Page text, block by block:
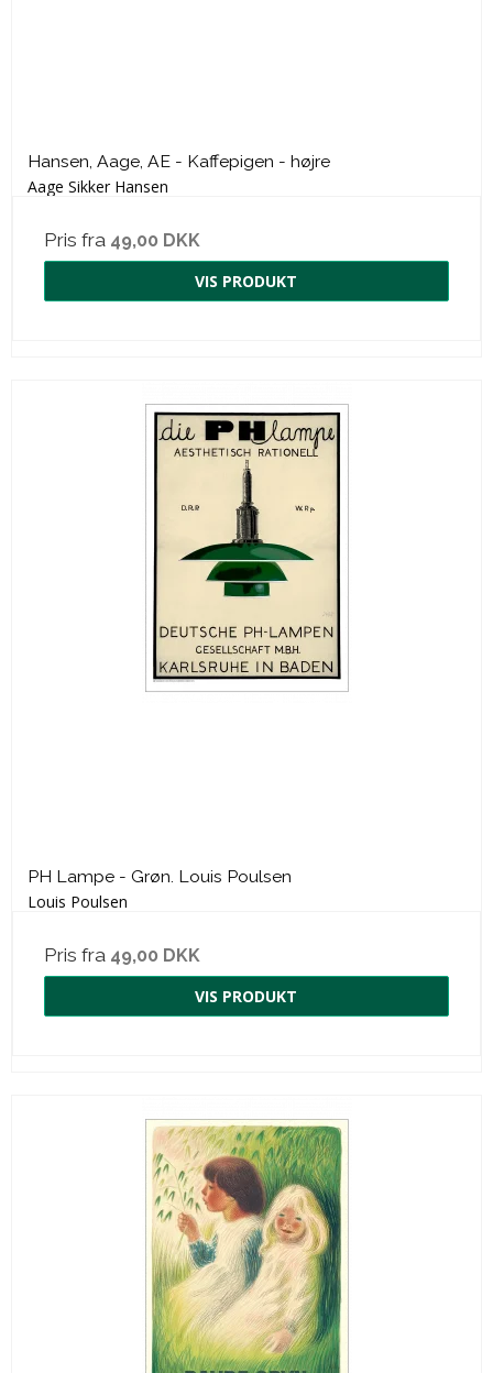
Hansen, Aage, AE - Kaffepigen - højre
Aage Sikker Hansen
Pris fra 49,00 DKK
VIS PRODUKT
PH Lampe - Grøn. Louis Poulsen
Louis Poulsen
Pris fra 49,00 DKK
VIS PRODUKT